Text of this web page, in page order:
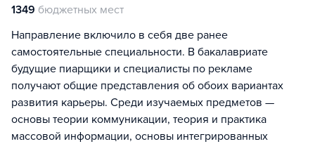
1349 бюджетных мест
Направление включило в себя две ранее
самостоятельные специальности. В бакалавриате
будущие пиарщики и специалисты по рекламе
получают общие представления об обоих вариантах
развития карьеры. Среди изучаемых предметов —
основы теории коммуникации, теория и практика
массовой информации, основы интегрированных